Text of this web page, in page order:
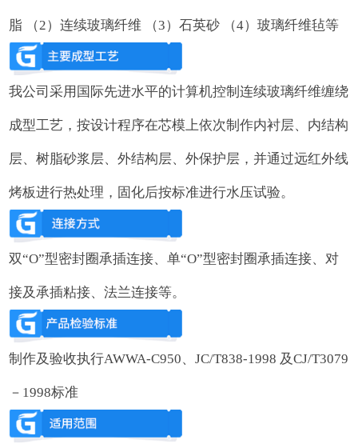
脂 （2）连续玻璃纤维 （3）石英砂 （4）玻璃纤维毡等
我公司采用国际先进水平的计算机控制连续玻璃纤维缠绕
成型工艺，按设计程序在芯模上依次制作内衬层、内结构
层、树脂砂浆层、外结构层、外保护层，并通过远红外线
烤板进行热处理，固化后按标准进行水压试验。
双“O”型密封圈承插连接、单“O”型密封圈承插连接、对
接及承插粘接、法兰连接等。
制作及验收执行AWWA-C950、JC/T838-1998 及CJ/T3079
－1998标准